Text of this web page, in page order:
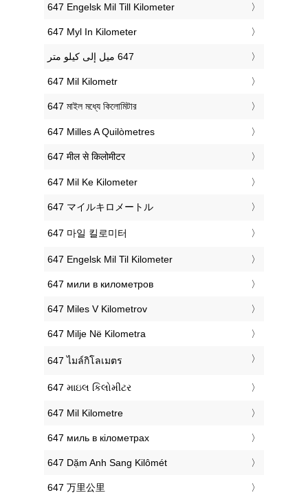
‎647 Engelsk Mil Till Kilometer
‎647 Myl In Kilometer
‎647 Mil Kilometr
‎647 মাইল মধ্যে কিলোমিটার
‎647 Milles A Quilòmetres
‎647 मील से किलोमीटर
‎647 Mil Ke Kilometer
‎647 マイルキロメートル
‎647 마일 킬로미터
‎647 Engelsk Mil Til Kilometer
‎647 мили в километров
‎647 Miles V Kilometrov
‎647 Milje Në Kilometra
‎647 ไมล์กิโลเมตร
‎647 માઇલ કિલોમીટર
‎647 Mil Kilometre
‎647 миль в кілометрах
‎647 Dặm Anh Sang Kilômét
‎647 万里公里